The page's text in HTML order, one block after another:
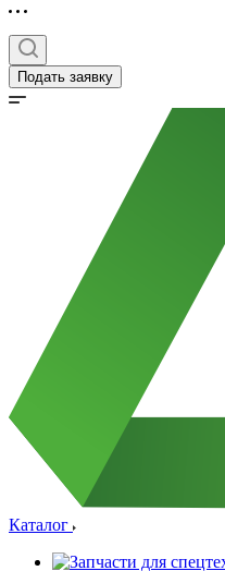
Подать заявку
Каталог